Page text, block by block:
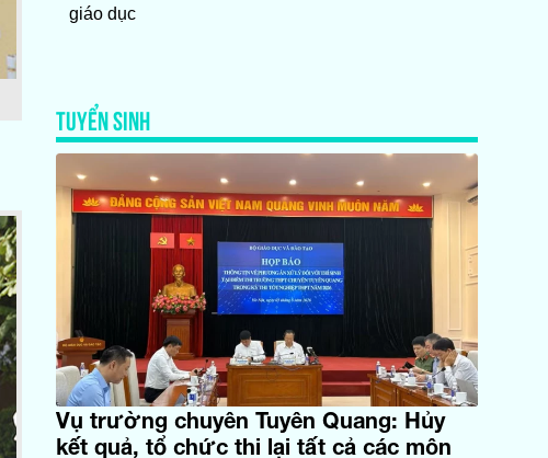
giáo dục
TUYỂN SINH
Vụ trường chuyên Tuyên Quang: Hủy
kết quả, tổ chức thi lại tất cả các môn